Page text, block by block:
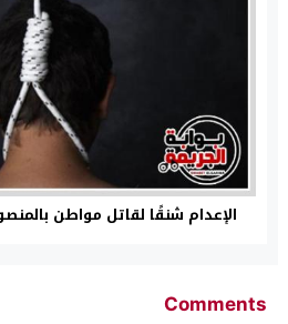
الإعدام شنقًا لقاتل مواطن
Comments